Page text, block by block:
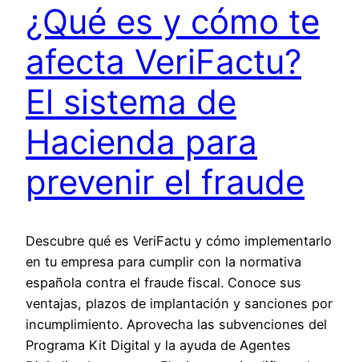
¿Qué es y cómo te
afecta VeriFactu?
El sistema de
Hacienda para
prevenir el fraude
Descubre qué es VeriFactu y cómo implementarlo
en tu empresa para cumplir con la normativa
española contra el fraude fiscal. Conoce sus
ventajas, plazos de implantación y sanciones por
incumplimiento. Aprovecha las subvenciones del
Programa Kit Digital y la ayuda de Agentes